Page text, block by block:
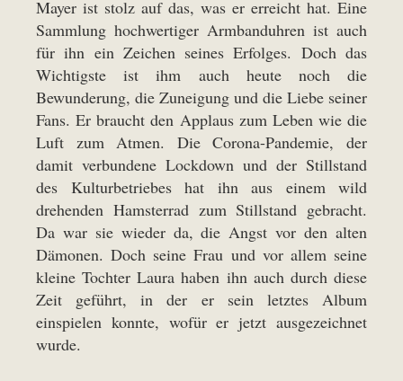
Mayer ist stolz auf das, was er erreicht hat. Eine
Sammlung hochwertiger Armbanduhren ist auch
für ihn ein Zeichen seines Erfolges. Doch das
Wichtigste ist ihm auch heute noch die
Bewunderung, die Zuneigung und die Liebe seiner
Fans. Er braucht den Applaus zum Leben wie die
Luft zum Atmen. Die Corona-Pandemie, der
damit verbundene Lockdown und der Stillstand
des Kulturbetriebes hat ihn aus einem wild
drehenden Hamsterrad zum Stillstand gebracht.
Da war sie wieder da, die Angst vor den alten
Dämonen. Doch seine Frau und vor allem seine
kleine Tochter Laura haben ihn auch durch diese
Zeit geführt, in der er sein letztes Album
einspielen konnte, wofür er jetzt ausgezeichnet
wurde.